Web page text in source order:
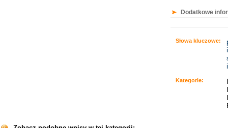
Dodatkowe
Słowa kluczowe:
Kategorie: